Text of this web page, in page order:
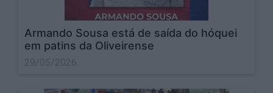
Armando Sousa está de saída do hóquei
em patins da Oliveirense